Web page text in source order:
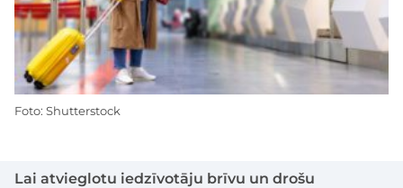
Lai atvieglotu iedzīvotāju brīvu un drošu
Foto: Shutterstock